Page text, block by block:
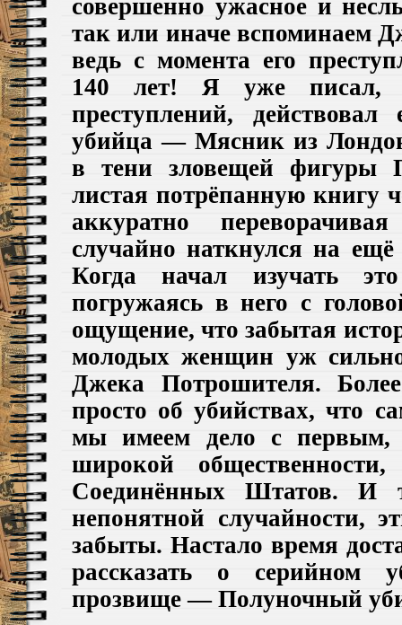
совершенно ужасное и
так или иначе вспоминаем
ведь с момента его
140 лет! Я уже писал,
преступлений,
убийца — Мясник из
в тени зловещей фигуры
листая потрёпанную книгу
аккуратно
случайно наткнулся на
Когда начал изучать
погружаясь в него с
ощущение, что забытая
молодых женщин уж
Джека Потрошителя.
просто об убийствах, что
мы имеем дело с первым,
широкой
Соединённых Штатов. И
непонятной случайности,
забыты. Настало время
рассказать о серийном
прозвище — Полуночный